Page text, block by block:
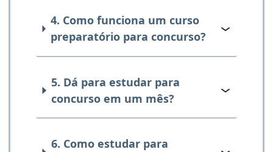
4. Como funciona um curso
preparatório para concurso?
5. Dá para estudar para
concurso em um mês?
6. Como estudar para